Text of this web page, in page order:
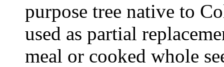
purpose tree native to
used as partial
meal or cooked whole